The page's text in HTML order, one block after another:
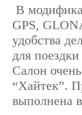
В
GPS,
удобства
для
Салон
“Хайтек”.
выполнена